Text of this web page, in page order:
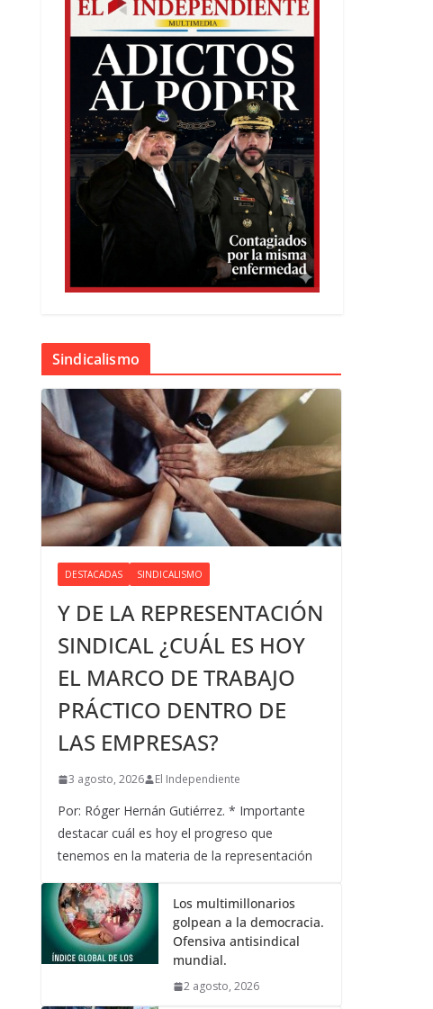
Sindicalismo
DESTACADAS SINDICALISMO
Y DE LA REPRESENTACIÓN
SINDICAL ¿CUÁL ES HOY
EL MARCO DE TRABAJO
PRÁCTICO DENTRO DE
LAS EMPRESAS?
3 agosto, 2026 El Independiente
Por: Róger Hernán Gutiérrez. * Importante
destacar cuál es hoy el progreso que
tenemos en la materia de la representación
Los multimillonarios
golpean a la democracia.
Ofensiva antisindical
mundial.
2 agosto, 2026